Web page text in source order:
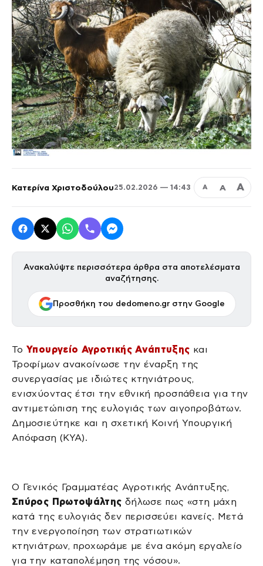
Κατερίνα Χριστοδούλου25.02.2026 — 14:43 Α Α Α
Ανακαλύψτε περισσότερα άρθρα στα αποτελέσματα
αναζήτησης.
Προσθήκη του dedomeno.gr στην Google
ΤοΥπουργείο Αγροτικής Ανάπτυξης και
Τροφίμων ανακοίνωσε την έναρξη της
συνεργασίας με ιδιώτες κτηνιάτρους,
ενισχύοντας έτσι την εθνική προσπάθεια για την
αντιμετώπιση της ευλογιάς των αιγοπροβάτων.
Δημοσιεύτηκε και η σχετική Κοινή Υπουργική
Απόφαση (ΚΥΑ).
Ο Γενικός Γραμματέας Αγροτικής Ανάπτυξης,
Σπύρος Πρωτοψάλτης δήλωσε πως «στη μάχη
κατά της ευλογιάς δεν περισσεύει κανείς. Μετά
την ενεργοποίηση των στρατιωτικών
κτηνιάτρων, προχωράμε με ένα ακόμη εργαλείο
για την καταπολέμηση της νόσου».